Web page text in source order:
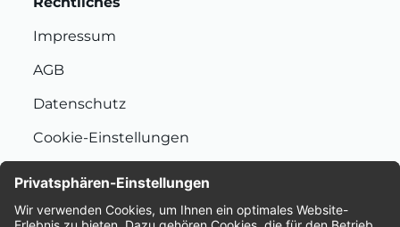
Impressum
AGB
Datenschutz
Cookie-Einstellungen